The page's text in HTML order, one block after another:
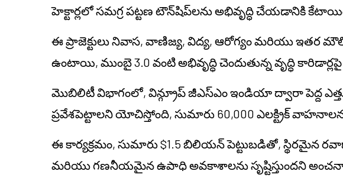
హెక్టార్లలో సమగ్ర పట్టణ టౌన్‌షిప్‌లను అభివృద్ధి చేయడానికి
ఈ ప్రాజెక్టులు నివాస, వాణిజ్య, విద్య, ఆరోగ్యం మరియు ఇతర
ఉంటాయి, ముంబై 3.0 వంటి అభివృద్ధి చెందుతున్న వృద్ధి
మొబిలిటీ విభాగంలో, విన్గ్రూప్ జీఎస్ఎం ఇండియా ద్వారా పెద్ద ఎత్తున
ప్రవేశపెట్టాలని యోచిస్తోంది, సుమారు 60,000 ఎలక్ట్రిక్ వాహనాలను
ఈ కార్యక్రమం, సుమారు $1.5 బిలియన్ పెట్టుబడితో, స్థిరమైన
మరియు గణనీయమైన ఉపాధి అవకాశాలను సృష్టిస్తుందని